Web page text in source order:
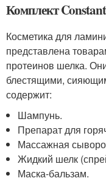
Комплект
Косметика для
представлена
протеинов шелка.
блестящими,
содержит:
Шампунь.
Препарат для
Массажная
Жидкий шелк
Маска-бальзам.